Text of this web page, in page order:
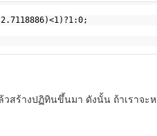
ร้างปฏิทินขึ้นมา ดังนั้น ถ้าเราจะ